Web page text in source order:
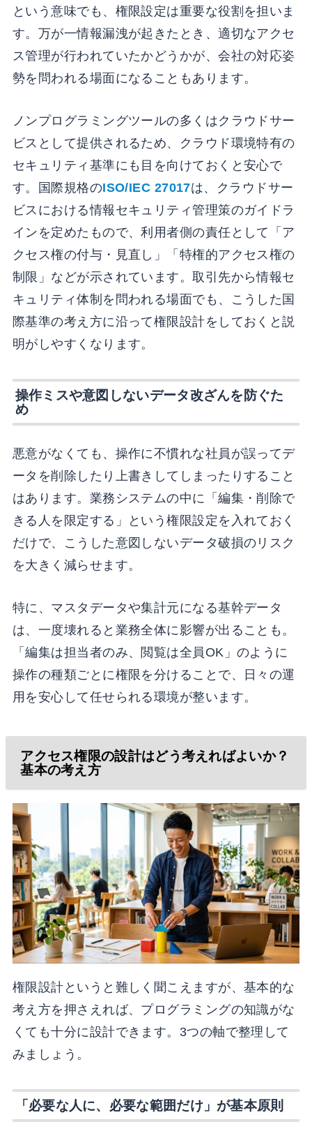
という意味でも、権限設定は重要な役割を担いま
す。万が一情報漏洩が起きたとき、適切なアクセ
ス管理が行われていたかどうかが、会社の対応姿
勢を問われる場面になることもあります。
ノンプログラミングツールの多くはクラウドサー
ビスとして提供されるため、クラウド環境特有の
セキュリティ基準にも目を向けておくと安心で
す。国際規格のISO/IEC 27017は、クラウドサー
ビスにおける情報セキュリティ管理策のガイドラ
インを定めたもので、利用者側の責任として「ア
クセス権の付与・見直し」「特権的アクセス権の
制限」などが示されています。取引先から情報セ
キュリティ体制を問われる場面でも、こうした国
際基準の考え方に沿って権限設計をしておくと説
明がしやすくなります。
操作ミスや意図しないデータ改ざんを防ぐた
め
悪意がなくても、操作に不慣れな社員が誤ってデ
ータを削除したり上書きしてしまったりすること
はあります。業務システムの中に「編集・削除で
きる人を限定する」という権限設定を入れておく
だけで、こうした意図しないデータ破損のリスク
を大きく減らせます。
特に、マスタデータや集計元になる基幹データ
は、一度壊れると業務全体に影響が出ることも。
「編集は担当者のみ、閲覧は全員OK」のように
操作の種類ごとに権限を分けることで、日々の運
用を安心して任せられる環境が整います。
アクセス権限の設計はどう考えればよいか？
基本の考え方
権限設計というと難しく聞こえますが、基本的な
考え方を押さえれば、プログラミングの知識がな
くても十分に設計できます。3つの軸で整理して
みましょう。
「必要な人に、必要な範囲だけ」が基本原則